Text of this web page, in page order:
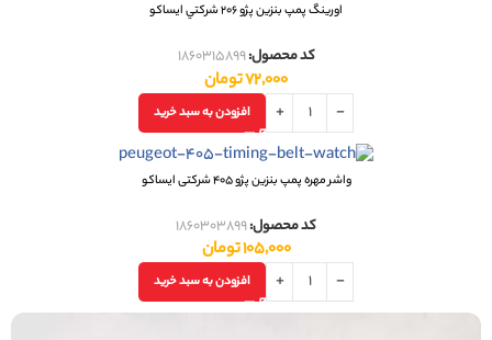
اورینگ پمپ بنزين پژو 206 شرکتي ایساکو
کد محصول:1860315899
72,000تومان
افزودن به سبد خرید
واشر مهره پمپ بنزین پژو 405 شرکتی ایساکو
کد محصول:1860303899
105,000تومان
افزودن به سبد خرید